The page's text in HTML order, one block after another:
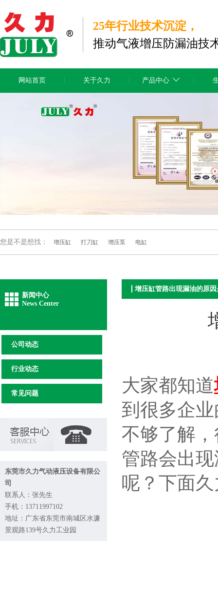
25年行业技术沉淀，
推动气液增压防漏油技
网站首页 关于久力 产品中心
您是不是想找： 增压缸 打刀缸 增压泵 电缸
新闻中心
News Center
公司动态
行业动态
常见问题
东莞市久力气动液压设备有限公
司
联系人：张先生
手机：13711997102
地址：广东省东莞市南城区水濂
景观路139号久力工业园
增压缸管路出现漏油的原因
大家都知道
到很多企
不够了解
管路会出
呢？下面